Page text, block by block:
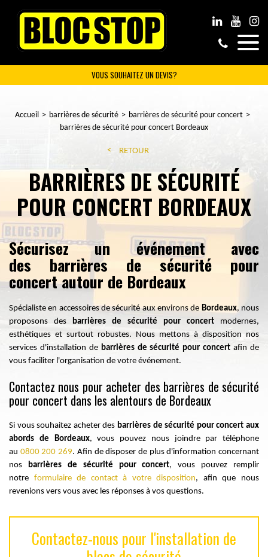
VOUS SOUHAITEZ UN DEVIS?
Accueil barrières de sécurité
barrières de sécurité pour concert
barrières de sécurité pour concert Bordeaux
RETOUR
BARRIÈRES DE SÉCURITÉ
POUR CONCERT BORDEAUX
Sécurisez un événement avec
des barrières de sécurité pour
concert autour de Bordeaux
Spécialiste en accessoires de sécurité aux environs de Bordeaux, nous
proposons des barrières de sécurité pour concert
modernes,
esthétiques et surtout robustes. Nous mettons à disposition nos
services d'installation debarrières de sécurité pour concert afin de
vous faciliter l'organisation de votre événement.
Contactez nous pour acheter des barrières de sécurité
pour concert dans les alentours de Bordeaux
Si vous souhaitez acheter des barrières de sécurité pour concert aux
abords de Bordeaux, vous pouvez nous joindre par téléphone
au 0800 200 269. Afin de disposer de plus d'information concernant
nos barrières de sécurité pour concert, vous pouvez remplir
notre formulaire de contact à votre disposition, afin que nous
revenions vers vous avec les réponses à vos questions.
Contactez-nous pour l'installation de